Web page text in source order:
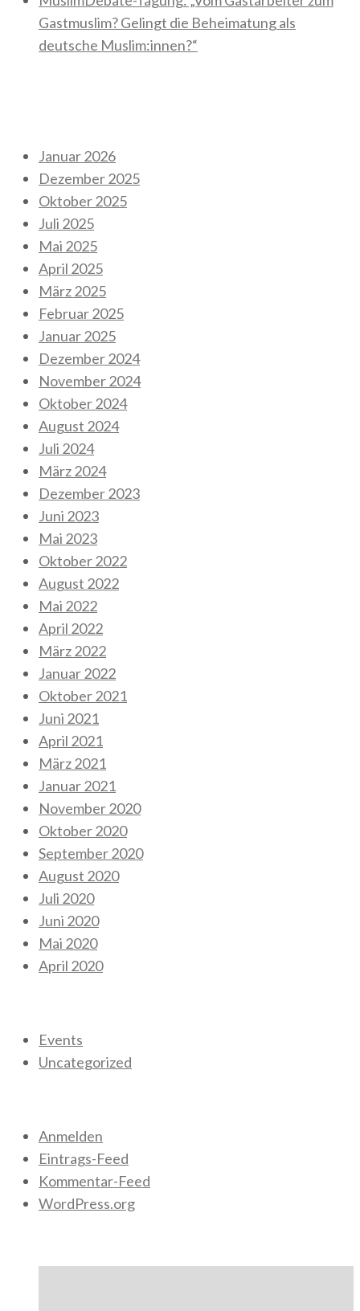
Gastmuslim? Gelingt die Beheimatung als
deutsche Muslim:innen?“
Januar 2026
Dezember 2025
Oktober 2025
Juli 2025
Mai 2025
April 2025
März 2025
Februar 2025
Januar 2025
Dezember 2024
November 2024
Oktober 2024
August 2024
Juli 2024
März 2024
Dezember 2023
Juni 2023
Mai 2023
Oktober 2022
August 2022
Mai 2022
April 2022
März 2022
Januar 2022
Oktober 2021
Juni 2021
April 2021
März 2021
Januar 2021
November 2020
Oktober 2020
September 2020
August 2020
Juli 2020
Juni 2020
Mai 2020
April 2020
Events
Uncategorized
Anmelden
Eintrags-Feed
Kommentar-Feed
WordPress.org